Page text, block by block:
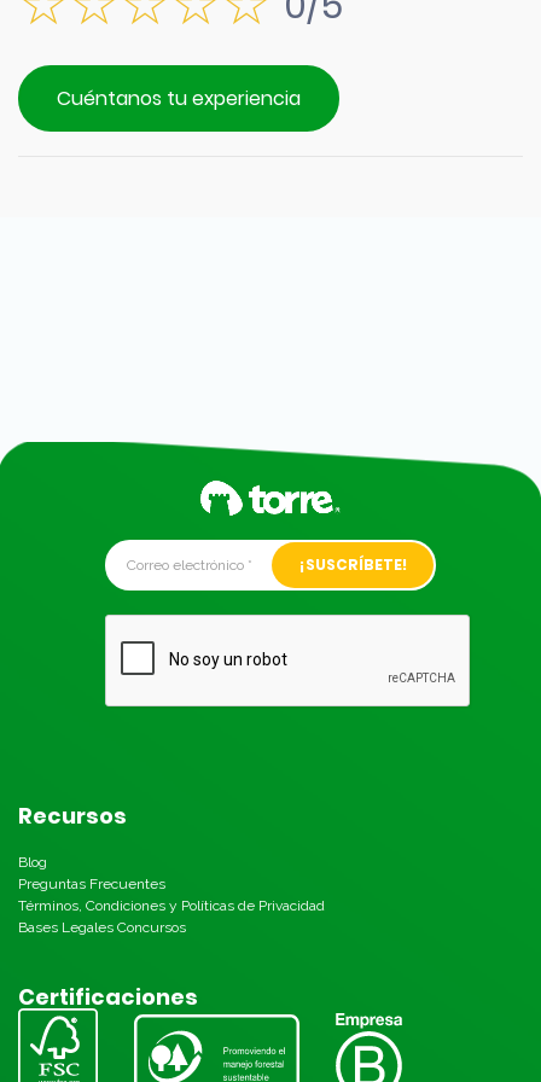
Cuéntanos tu experiencia
Alternative:
Recursos
Blog
Preguntas Frecuentes
Términos, Condiciones y Políticas de Privacidad
Bases Legales Concursos
Certificaciones